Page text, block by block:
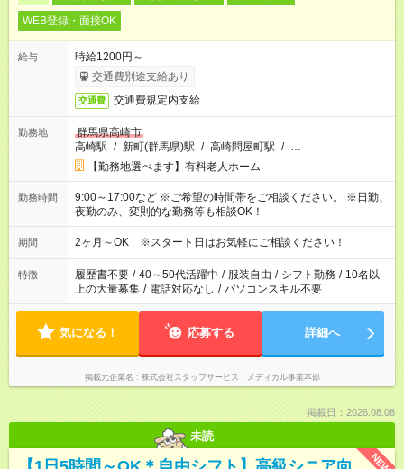
WEB登録・面接OK
給与
時給1200円～
交通費別途支給あり
交通費 交通費規定内支給
勤務地
群馬県高崎市
高崎駅 / 新町(群馬県)駅 / 高崎問屋町駅 / …
【勤務地選べます】有料老人ホーム
勤務時間
9:00～17:00など ※ご希望の時間帯をご相談ください。 ※日勤、
夜勤のみ、変則的な勤務等も相談OK！
期間 2ヶ月～OK ※スタート日はお気軽にご相談ください！
特徴 履歴書不要 / 40～50代活躍中 / 服装自由 / シフト勤務 / 10名以
上の大量募集 / 電話対応なし / パソコンスキル不要
気になる！ 応募する 詳細へ
掲載元企業名 株式会社スタッフサービス メディカル事業本部
掲載日：2026.08.08
未読
NEW